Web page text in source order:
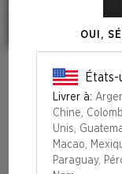
OUI,
États-
Livrer à:
Chine,
Unis,
Macao,
Paraguay,